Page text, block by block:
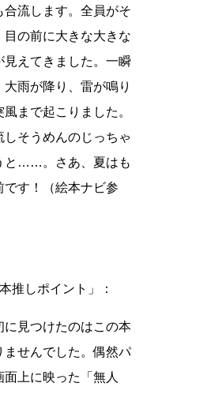
合流します。全員がそ
目の前に大きな大きな
見えてきました。一瞬
大雨が降り、雷が鳴り
まで起こりました。
しそうめんのじっちゃ
と……。さあ、夏はも
です！（絵本ナビ参
推しポイント」：
に見つけたのはこの本
ませんでした。偶然パ
面上に映った「無人